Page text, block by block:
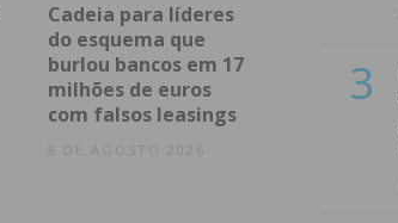
Cadeia para líderes
do esquema que
burlou bancos em 17
milhões de euros
com falsos leasings
8 DE AGOSTO 2026
3